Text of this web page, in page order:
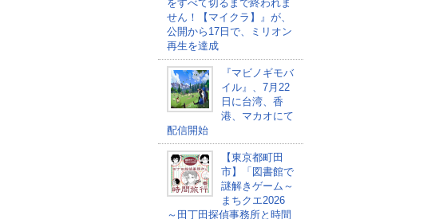
をすべて切るまで終われま
せん！【マイクラ】』が、
公開から17日で、ミリオン
再生を達成
『マビノギモバ
イル』、7月22
日に台湾、香
港、マカオにて
配信開始
【東京都町田
市】「図書館で
謎解きゲーム～
まちクエ2026
～田丁田探偵事務所と時間